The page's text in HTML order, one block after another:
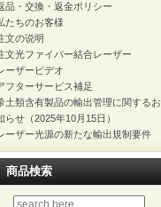
品・交換・返金ポリシー
たちのお客様
文の说明
文光ファイバー結合レーザー
ーザービデオ
フターサービス補足
土類含有製品の輸出管理に関するお
らせ（2025年10月15日）
ーザー光源の新たな輸出規制要件
商品検索